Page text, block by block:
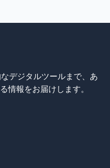
デジタルツールまで、あ
情報をお届けします。